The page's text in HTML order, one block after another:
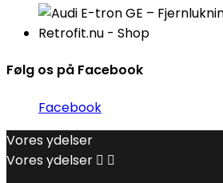
Følg os på Facebook
Facebook
Vores ydelser
Vores ydelser  